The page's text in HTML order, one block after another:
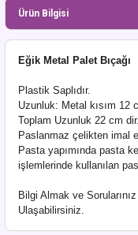
Ürün Bilgisi
Eğik Metal Palet Bıçağı
Plastik Saplıdır.
Uzunluk: Metal kısım 12
Toplam Uzunluk 22 cm dir.
Paslanmaz çelikten imal
Pasta yapımında pasta
işlemlerinde kullanılan
Bilgi Almak ve
Ulaşabilirsiniz.